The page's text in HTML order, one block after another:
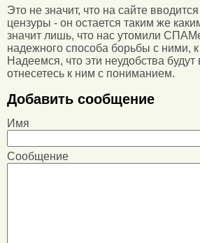
Это не значит, что на сайте
цензуры - он остается таким же
значит лишь, что нас утомили
надежного способа борьбы с ними,
Надеемся, что эти неудобства
отнесетесь к ним с пониманием.
Добавить сообщение
Имя
Сообщение